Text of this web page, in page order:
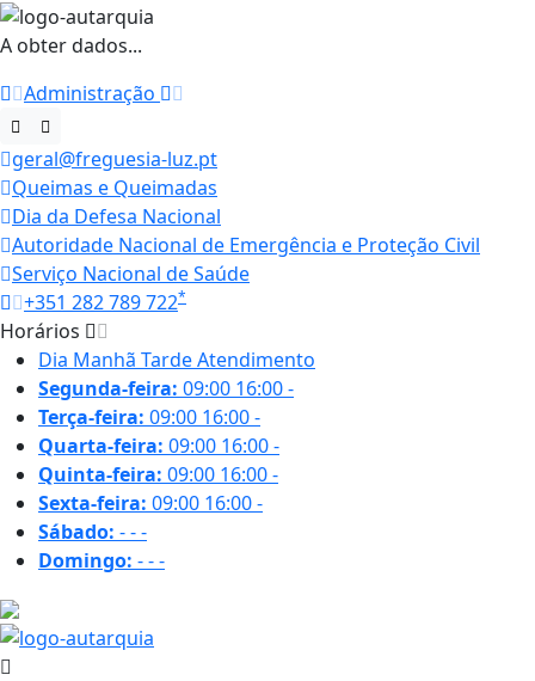
A obter dados...
Administração
geral@freguesia-luz.pt
Queimas e Queimadas
Dia da Defesa Nacional
Autoridade Nacional de Emergência e Proteção Civil
Serviço Nacional de Saúde
+351 282 789 722*
Horários
Dia Manhã TardeAtendimento
Segunda-feira: 09:00 16:00-
Terça-feira: 09:00 16:00-
Quarta-feira: 09:00 16:00-
Quinta-feira: 09:00 16:00-
Sexta-feira: 09:00 16:00-
Sábado: ---
Domingo: ---